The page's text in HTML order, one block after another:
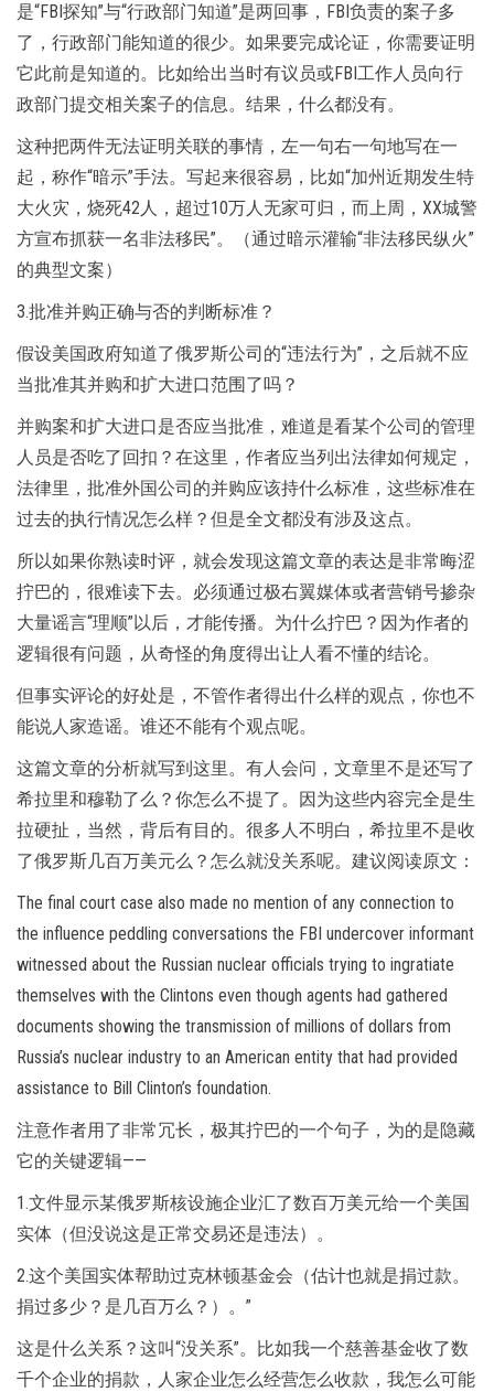
是“FBI探知”与“行政部门知道”是两回事，FBI负责的案子多
了，行政部门能知道的很少。如果要完成论证，你需要证明
它此前是知道的。比如给出当时有议员或FBI工作人员向行
政部门提交相关案子的信息。结果，什么都没有。
这种把两件无法证明关联的事情，左一句右一句地写在一
起，称作“暗示”手法。写起来很容易，比如“加州近期发生特
大火灾，烧死42人，超过10万人无家可归，而上周，XX城警
方宣布抓获一名非法移民”。（通过暗示灌输“非法移民纵火”
的典型文案）
3.批准并购正确与否的判断标准？
假设美国政府知道了俄罗斯公司的“违法行为”，之后就不应
当批准其并购和扩大进口范围了吗？
并购案和扩大进口是否应当批准，难道是看某个公司的管理
人员是否吃了回扣？在这里，作者应当列出法律如何规定，
法律里，批准外国公司的并购应该持什么标准，这些标准在
过去的执行情况怎么样？但是全文都没有涉及这点。
所以如果你熟读时评，就会发现这篇文章的表达是非常晦涩
拧巴的，很难读下去。必须通过极右翼媒体或者营销号掺杂
大量谣言“理顺”以后，才能传播。为什么拧巴？因为作者的
逻辑很有问题，从奇怪的角度得出让人看不懂的结论。
但事实评论的好处是，不管作者得出什么样的观点，你也不
能说人家造谣。谁还不能有个观点呢。
这篇文章的分析就写到这里。有人会问，文章里不是还写了
希拉里和穆勒了么？你怎么不提了。因为这些内容完全是生
拉硬扯，当然，背后有目的。很多人不明白，希拉里不是收
了俄罗斯几百万美元么？怎么就没关系呢。建议阅读原文：
The final court case also made no mention of any connection to
the influence peddling conversations the FBI undercover informant
witnessed about the Russian nuclear officials trying to ingratiate
themselves with the Clintons even though agents had gathered
documents showing the transmission of millions of dollars from
Russia’s nuclear industry to an American entity that had provided
assistance to Bill Clinton’s foundation.
注意作者用了非常冗长，极其拧巴的一个句子，为的是隐藏
它的关键逻辑——
1.文件显示某俄罗斯核设施企业汇了数百万美元给一个美国
实体（但没说这是正常交易还是违法）。
2.这个美国实体帮助过克林顿基金会（估计也就是捐过款。
捐过多少？是几百万么？）。”
这是什么关系？这叫“没关系”。比如我一个慈善基金收了数
千个企业的捐款，人家企业怎么经营怎么收款，我怎么可能